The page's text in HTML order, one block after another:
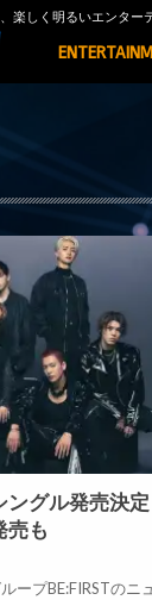
楽しく明るいエンタ
ングル発売決
売も
ープBE:FIRSTのニ